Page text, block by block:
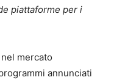
piattaforme per i
mercato
annunciati